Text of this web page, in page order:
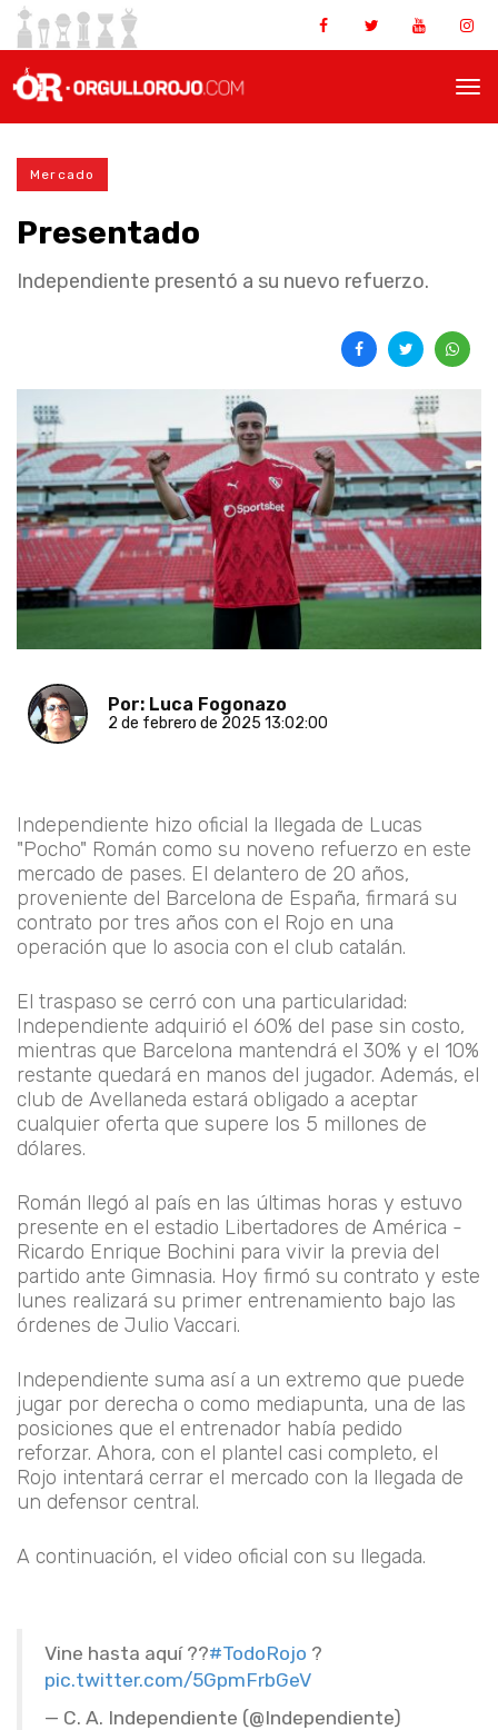
Mercado
Presentado
Independiente presentó a su nuevo refuerzo.
Por: Luca Fogonazo
2 de febrero de 2025 13:02:00
Independiente hizo oficial la llegada de Lucas
"Pocho" Román como su noveno refuerzo en este
mercado de pases. El delantero de 20 años,
proveniente del Barcelona de España, firmará su
contrato por tres años con el Rojo en una
operación que lo asocia con el club catalán.
El traspaso se cerró con una particularidad:
Independiente adquirió el 60% del pase sin costo,
mientras que Barcelona mantendrá el 30% y el 10%
restante quedará en manos del jugador. Además, el
club de Avellaneda estará obligado a aceptar
cualquier oferta que supere los 5 millones de
dólares.
Román llegó al país en las últimas horas y estuvo
presente en el estadio Libertadores de América -
Ricardo Enrique Bochini para vivir la previa del
partido ante Gimnasia. Hoy firmó su contrato y este
lunes realizará su primer entrenamiento bajo las
órdenes de Julio Vaccari.
Independiente suma así a un extremo que puede
jugar por derecha o como mediapunta, una de las
posiciones que el entrenador había pedido
reforzar. Ahora, con el plantel casi completo, el
Rojo intentará cerrar el mercado con la llegada de
un defensor central.
A continuación, el video oficial con su llegada.
Vine hasta aquí ??#TodoRojo ?
pic.twitter.com/5GpmFrbGeV
— C. A. Independiente (@Independiente)